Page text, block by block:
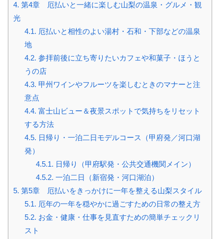
4. 第4章 厄払いと一緒に楽しむ山梨の温泉・グルメ・観
光
4.1. 厄払いと相性のよい湯村・石和・下部などの温泉
地
4.2. 参拝前後に立ち寄りたいカフェや和菓子・ほうと
うの店
4.3. 甲州ワインやフルーツを楽しむときのマナーと注
意点
4.4. 富士山ビュー＆夜景スポットで気持ちをリセット
する方法
4.5. 日帰り・一泊二日モデルコース（甲府発／河口湖
発）
4.5.1. 日帰り（甲府駅発・公共交通機関メイン）
4.5.2. 一泊二日（新宿発・河口湖泊）
5. 第5章 厄払いをきっかけに一年を整える山梨スタイル
5.1. 厄年の一年を穏やかに過ごすための日常の整え方
5.2. お金・健康・仕事を見直すための簡単チェックリ
スト